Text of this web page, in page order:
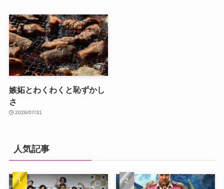
嫉妬とわくわくと恥ずかし
さ
2026/07/31
人気記事